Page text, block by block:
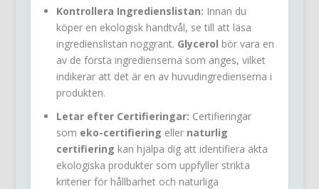
Kontrollera Ingredienslistan: Innan du
köper en ekologisk handtvål, se till att läsa
ingredienslistan noggrant. Glycerol bör vara en
av de första ingredienserna som anges, vilket
indikerar att det är en av huvudingredienserna i
produkten.
Letar efter Certifieringar: Certifieringar
som eko-certifiering eller naturlig
certifiering kan hjälpa dig att identifiera äkta
ekologiska produkter som uppfyller strikta
kriterier för hållbarhet och naturliga